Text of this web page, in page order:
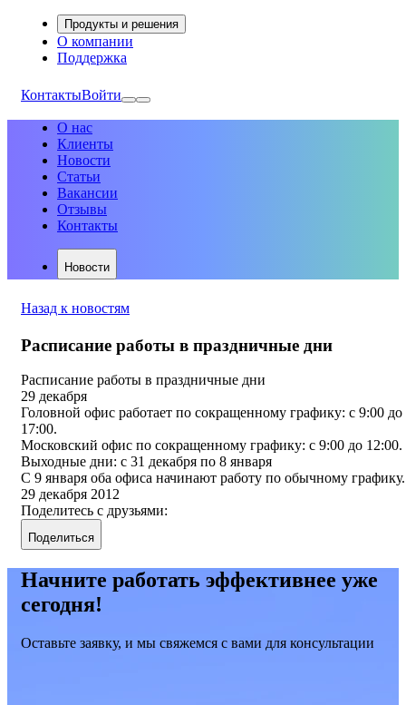
Продукты и решения
О компании
Поддержка
КонтактыВойти
О нас
Клиенты
Новости
Статьи
Вакансии
Отзывы
Контакты
Новости
Назад к новостям
Расписание работы в праздничные дни
Расписание работы в праздничные дни
29 декабря
Головной офис работает по сокращенному графику: с 9:00 до
17:00.
Московский офис по сокращенному графику: с 9:00 до 12:00.
Выходные дни: с 31 декабря по 8 января
С 9 января оба офиса начинают работу по обычному графику.
29 декабря 2012
Поделитесь с друзьями:
Поделиться
Начните работать эффективнее уже
сегодня!
Оставьте заявку, и мы свяжемся с вами для консультации